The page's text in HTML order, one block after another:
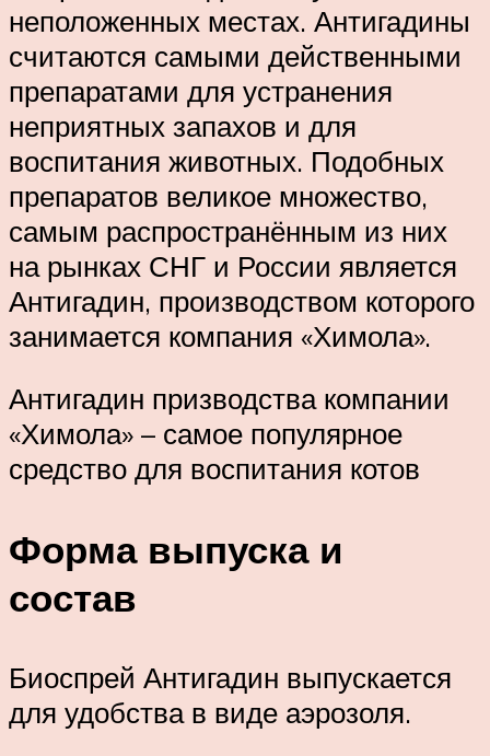
неположенных местах. Антигадины
считаются самыми действенными
препаратами для устранения
неприятных запахов и для
воспитания животных. Подобных
препаратов великое множество,
самым распространённым из них
на рынках СНГ и России является
Антигадин, производством которого
занимается компания «Химола».
Антигадин призводства компании
«Химола» – самое популярное
средство для воспитания котов
Форма выпуска и
состав
Биоспрей Антигадин выпускается
для удобства в виде аэрозоля.